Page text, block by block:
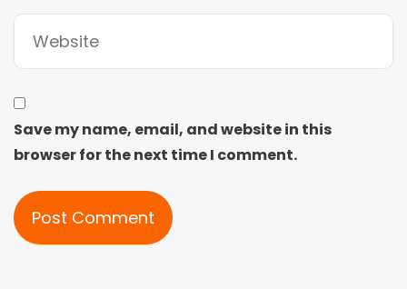
Save my name, email, and website in this
browser for the next time I comment.